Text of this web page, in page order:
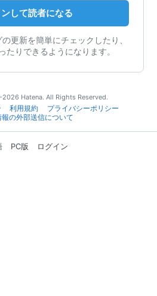
して読者になる
更新を簡単にチェックしたり、
たりできるようになります。
Hatena. All Rights Reserved.
利用規約
プライバシーポリシー
の外部送信について
PC版 ログイン